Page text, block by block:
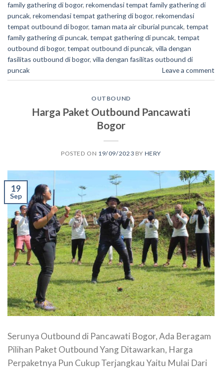
family gathering di bogor, rekomendasi tempat family gathering di
puncak, rekomendasi tempat gathering di bogor, rekomendasi
tempat outbound di bogor, taman mata air ciburial puncak, tempat
family gathering di puncak, tempat gathering di puncak, tempat
outbound di bogor, tempat outbound di puncak, villa dengan
fasilitas outbound di bogor, villa dengan fasilitas outbound di
puncak
Leave a comment
OUTBOUND
Harga Paket Outbound Pancawati
Bogor
POSTED ON 19/09/2023 BY HERY
19
Sep
Serunya Outbound di Pancawati Bogor, Ada Beragam
Pilihan Paket Outbound Yang Ditawarkan, Harga
Perpaketnya Pun Cukup Terjangkau Yaitu Mulai Dari